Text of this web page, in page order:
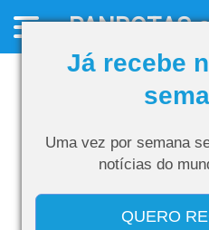
Já recebe
Uma vez por semana
notícias do
QUERO
PANROTAS